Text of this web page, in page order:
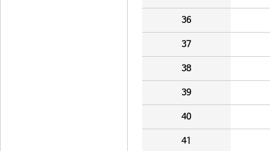
36
37
38
39
40
41